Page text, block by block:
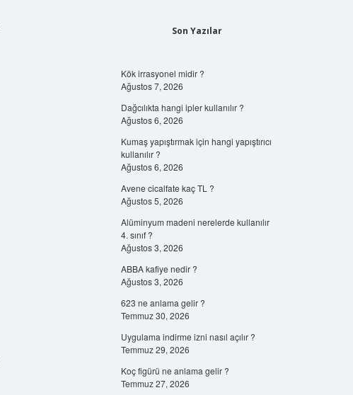
Son Yazılar
Kök irrasyonel midir ?
Ağustos 7, 2026
Dağcılıkta hangi ipler kullanılır ?
Ağustos 6, 2026
Kumaş yapıştırmak için hangi yapıştırıcı
kullanılır ?
Ağustos 6, 2026
Avene cicalfate kaç TL ?
Ağustos 5, 2026
Alüminyum madeni nerelerde kullanılır
4. sınıf ?
Ağustos 3, 2026
ABBA kafiye nedir ?
Ağustos 3, 2026
623 ne anlama gelir ?
Temmuz 30, 2026
Uygulama indirme izni nasıl açılır ?
Temmuz 29, 2026
Koç figürü ne anlama gelir ?
Temmuz 27, 2026